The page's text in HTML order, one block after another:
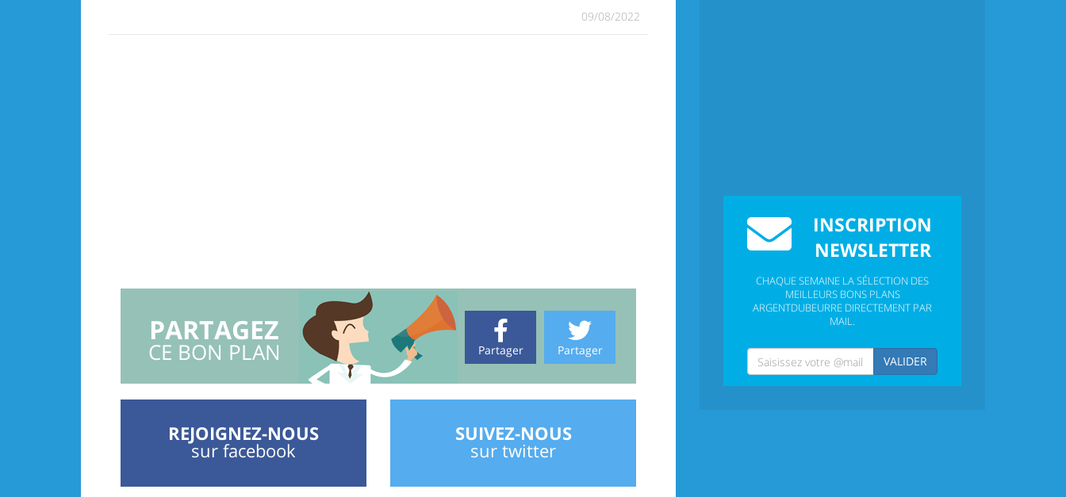
09/08/2022
PARTAGEZ
CE BON PLAN Partager
Partager
REJOIGNEZ-NOUS
sur facebook
SUIVEZ-NOUS
sur twitter
INSCRIPTION
NEWSLETTER
CHAQUE SEMAINE LA SÉLECTION DES
MEILLEURS BONS PLANS
ARGENTDUBEURRE DIRECTEMENT PAR
MAIL.
VALIDER